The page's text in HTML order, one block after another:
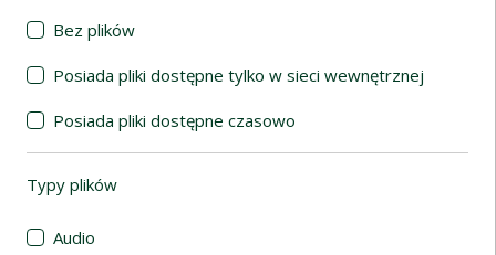
Bez plików
Posiada pliki dostępne tylko w sieci wewnętrznej
Posiada pliki dostępne czasowo
Typy plików
Audio